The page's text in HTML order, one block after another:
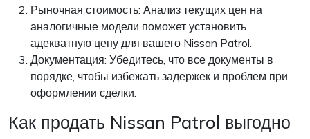
Рыночная стоимость: Анализ текущих цен на
аналогичные модели поможет установить
адекватную цену для вашего Nissan Patrol.
Документация: Убедитесь, что все документы в
порядке, чтобы избежать задержек и проблем при
оформлении сделки.
Как продать Nissan Patrol выгодно